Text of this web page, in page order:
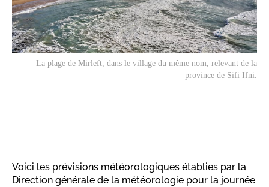
La plage de Mirleft, dans le village du même nom, relevant de la
province de Sifi Ifni.
Voici les prévisions météorologiques établies par la
Direction générale de la météorologie pour la journée